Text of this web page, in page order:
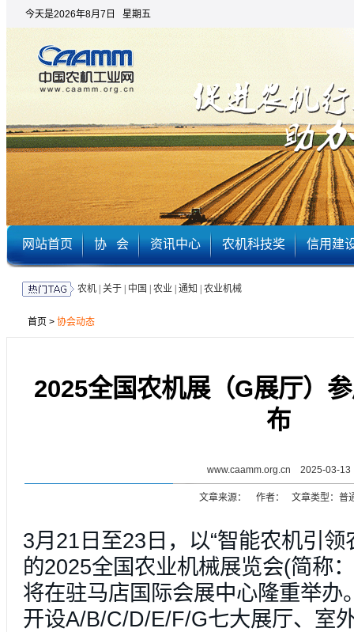
今天是2026年8月7日 星期五
网站首页 协 会 资讯中心 农机科技奖 信用建
农机| 关于| 中国 农业| 通知 农业机械
首页 > 协会动态
2025全国农机展（G展厅）
布
www.caamm.org.cn 2025-03-13
文章来源： 作者： 文章类型：普
3月21日至23日，以“智能农机引领
的2025全国农业机械展览会(简称
将在驻马店国际会展中心隆重举办
开设A/B/C/D/E/F/G七大展厅、室